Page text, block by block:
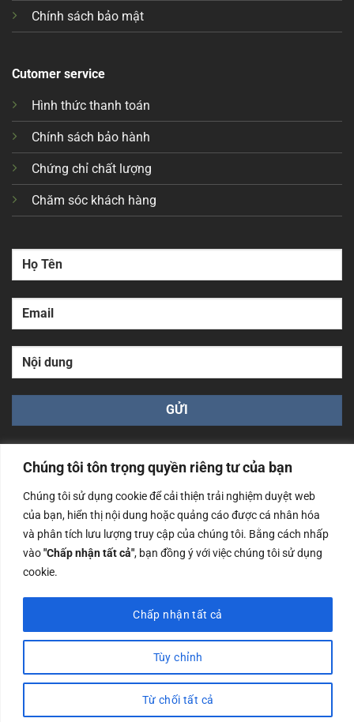
Chúng tôi tôn trọng quyền riêng tư của bạn
Chúng tôi sử dụng cookie để cải thiện trải nghiệm duyệt web
của bạn, hiển thị nội dung hoặc quảng cáo được cá nhân hóa
và phân tích lưu lượng truy cập của chúng tôi. Bằng cách nhấp
vào"Chấp nhận tất cả", bạn đồng ý với việc chúng tôi sử dụng
cookie.
Tùy chỉnh
Từ chối tất cả
Chấp nhận tất cả
Chính sách bảo mật
Cutomer service
Hình thức thanh toán
Chính sách bảo hành
Chứng chỉ chất lượng
Chăm sóc khách hàng
Công ty TNHH Nam Bình Xương - Số ĐKKD: 0108783483
cấp ngày 14/06/2019 bởi Sở Kế Hoạch và Đầu Tư Tp. Hà
Nội
Copyrights @2023 Nam Binh Xuong. All Rights Reserved